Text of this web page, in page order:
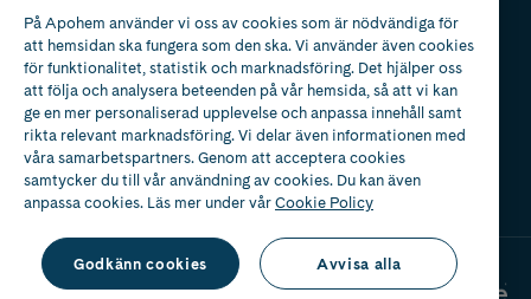
Apotek med tillstånd
av Läkemedelsverket
På Apohem använder vi oss av cookies som är nödvändiga för
att hemsidan ska fungera som den ska. Vi använder även cookies
för funktionalitet, statistik och marknadsföring. Det hjälper oss
att följa och analysera beteenden på vår hemsida, så att vi kan
ge en mer personaliserad upplevelse och anpassa innehåll samt
rikta relevant marknadsföring. Vi delar även informationen med
våra samarbetspartners. Genom att acceptera cookies
samtycker du till vår användning av cookies. Du kan även
anpassa cookies. Läs mer under vårCookie Policy
Godkänn cookies Avvisa alla